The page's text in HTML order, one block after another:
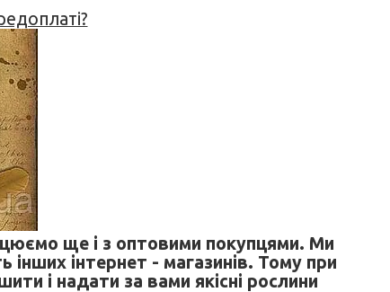
ще і з оптовими покупцями. Ми
інших інтернет - магазинів. Тому при
і надати за вами якісні рослини